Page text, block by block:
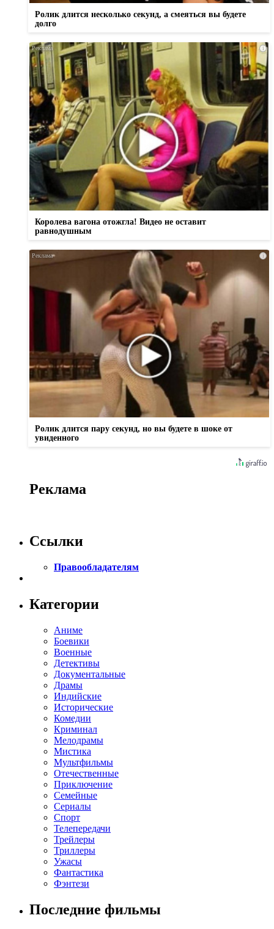
Ролик длится несколько секунд, а смеяться вы будете
долго
i
Королева вагона отожгла! Видео не оставит
равнодушным
i
Ролик длится пару секунд, но вы будете в шоке от
увиденного
Реклама
Ссылки
Правообладателям
Категории
Аниме
Боевики
Военные
Детективы
Документальные
Драмы
Индийские
Исторические
Комедии
Криминал
Мелодрамы
Мистика
Мультфильмы
Отечественные
Приключение
Семейные
Сериалы
Спорт
Телепередачи
Трейлеры
Триллеры
Ужасы
Фантастика
Фэнтези
Последние фильмы